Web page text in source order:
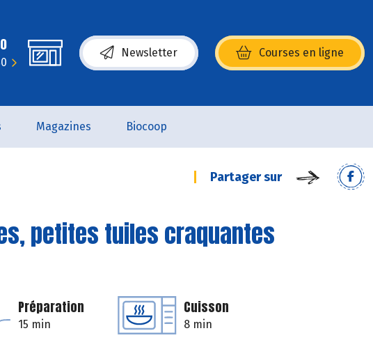
Newsletter Courses en ligne
(s’ouvre dans une nouvelle fenêtre)
Magazines Biocoop
Partager sur
petites tuiles craquantes
Préparation
15 min
Cuisson
8 min